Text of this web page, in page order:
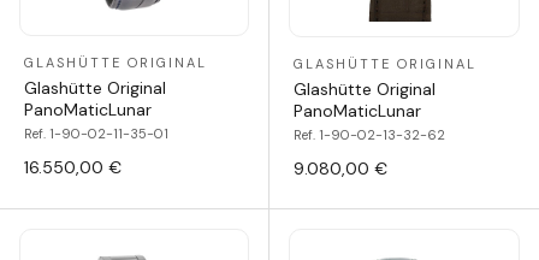
GLASHÜTTE ORIGINAL
Glashütte Original
PanoMaticLunar
Ref. 1-90-02-11-35-01
16.550,00 €
GLASHÜTTE ORIGINAL
Glashütte Original
PanoMaticLunar
Ref. 1-90-02-13-32-62
9.080,00 €